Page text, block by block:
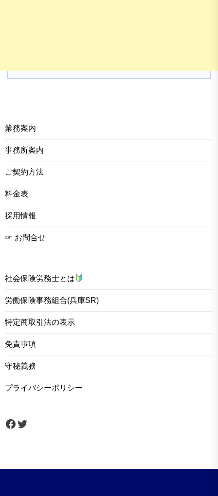
業務案内
事務所案内
ご契約方法
料金表
採用情報
☞ お問合せ
社会保険労務士とは
労働保険事務組合(兵庫SR)
特定商取引法の表示
免責事項
守秘義務
プライバシーポリシー
Facebook
Twitter